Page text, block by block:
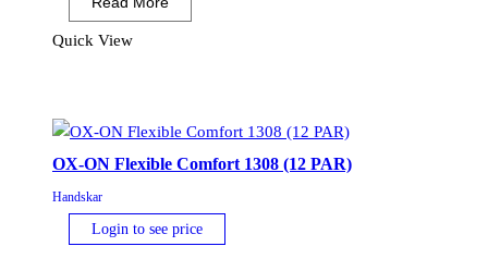
(12
Quick View
OX-ON Flexible Comfort 1308 (12 PAR)
Handskar
Login to see price